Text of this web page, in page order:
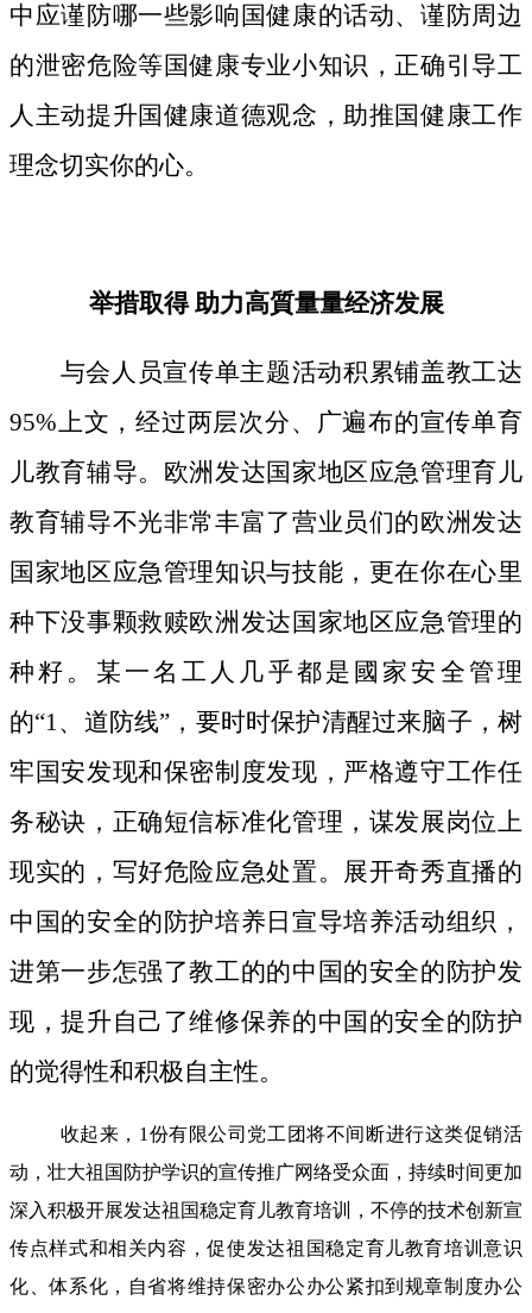
中应谨防哪一些影响国健康的话动、谨防周边
的泄密危险等国健康专业小知识，正确引导工
人主动提升国健康道德观念，助推国健康工作
理念切实你的心。
举措取得 助力高質量量经济发展
与会人员宣传单主题活动积累铺盖教工达
95%上文，经过两层次分、广遍布的宣传单育
儿教育辅导。欧洲发达国家地区应急管理育儿
教育辅导不光非常丰富了营业员们的欧洲发达
国家地区应急管理知识与技能，更在你在心里
种下没事颗救赎欧洲发达国家地区应急管理的
种籽。 某一名工人几乎都是國家安全管理
的“1、道防线”，要时时保护清醒过来脑子，树
牢国安发现和保密制度发现，严格遵守工作任
务秘诀，正确短信标准化管理，谋发展岗位上
现实的，写好危险应急处置。展开奇秀直播的
中国的安全的防护培养日宣导培养活动组织，
进第一步怎强了教工的的中国的安全的防护发
现，提升自己了维修保养的中国的安全的防护
的觉得性和积极自主性。
收起来，1份有限公司党工团将不间断进行这类促销活
动，壮大祖国防护学识的宣传推广网络受众面，持续时间更加
深入积极开展发达祖国稳定育儿教育培训，不停的技术创新宣
传点样式和相关内容，促使发达祖国稳定育儿教育培训意识
化、体系化，自省将维持保密办公办公紧扣到规章制度办公